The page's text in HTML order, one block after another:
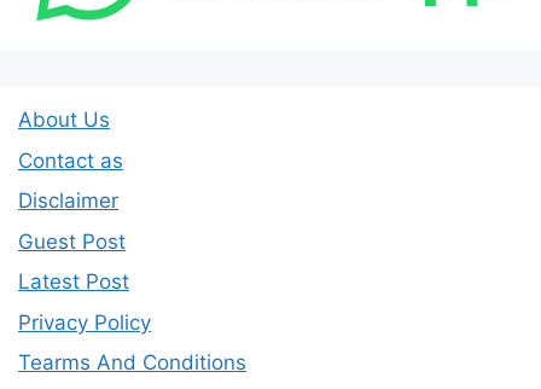
About Us
Contact as
Disclaimer
Guest Post
Latest Post
Privacy Policy
Tearms And Conditions